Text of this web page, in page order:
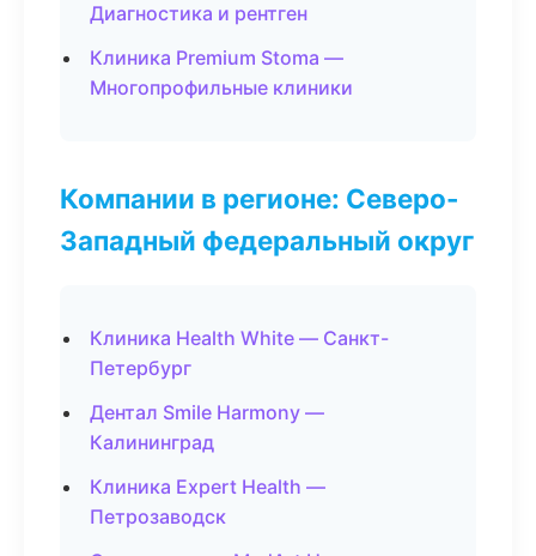
Диагностика и рентген
Клиника Premium Stoma —
Многопрофильные клиники
Компании в регионе: Северо-
Западный федеральный округ
Клиника Health White — Санкт-
Петербург
Дентал Smile Harmony —
Калининград
Клиника Expert Health —
Петрозаводск